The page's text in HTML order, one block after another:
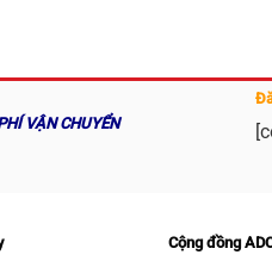
VẬN CHUYỂN
Cộng đồng